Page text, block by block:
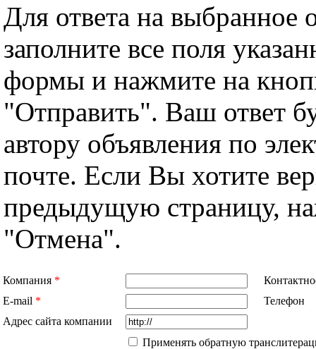
Для ответа на выбранное
заполните все поля
формы и нажмите на
"Отправить". Ваш ответ
автору объявления по
почте. Если Вы хотите
предыдущую страницу,
"Отмена".
Компания *
E-mail *
Телефон
Адрес сайта компании
Применять обратную